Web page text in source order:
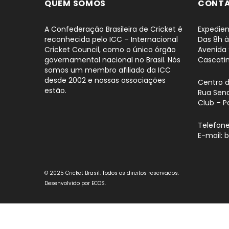
QUEM SOMOS
A Confederação Brasileira de Cricket é
reconhecida pelo ICC – Internacional
Cricket Council, como o único órgão
governamental nacional no Brasil. Nós
somos um membro afiliado da ICC
desde 2002 e nossas associações
estão.
Das 8h
Avenida
Centro
Rua
Club –
E-mail:
© 2025 Cricket Brasil. Todos os direitos reservados.
Desenvolvido por ECOS.